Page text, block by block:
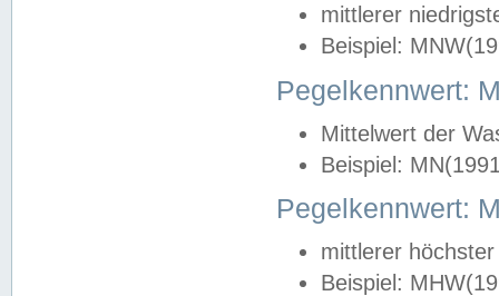
mittlerer
Beispiel:
Pegelkennwert:
Mittelwert der
Beispiel:
Pegelkennwert:
mittlerer
Beispiel: